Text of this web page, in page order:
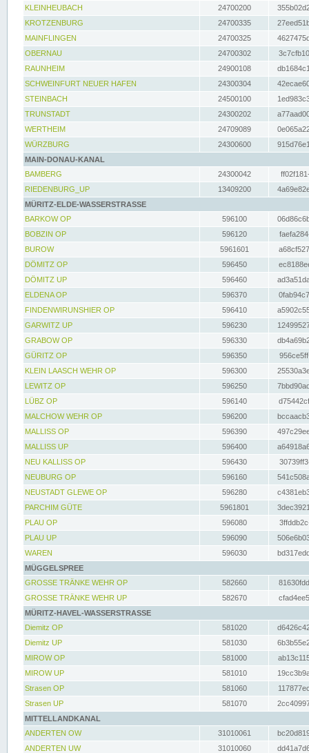
KLEINHEUBACH 24700200
KROTZENBURG
24700335
MAINFLINGEN
24700325
OBERNAU
24700302
RAUNHEIM
24900108
SCHWEINFURT NEUER HAFEN
24300304
STEINBACH
24500100
TRUNSTADT
24300202
WERTHEIM
24709089
WÜRZBURG
24300600
MAIN-DONAU-KANAL
BAMBERG
24300042
RIEDENBURG_UP
13409200
MÜRITZ-ELDE-WASSERSTRASSE
BARKOW OP
596100
BOBZIN OP
596120
BUROW
5961601
DÖMITZ OP
596450
DÖMITZ UP
596460
ELDENA OP
596370
FINDENWIRUNSHIER OP
596410
GARWITZ UP
596230
GRABOW OP
596330
GÜRITZ OP
596350
KLEIN LAASCH WEHR OP
596300
LEWITZ OP
596250
LÜBZ OP
596140
MALCHOW WEHR OP
596200
MALLISS OP
596390
MALLISS UP
596400
NEU KALLISS OP
596430
NEUBURG OP
596160
NEUSTADT GLEWE OP
596280
PARCHIM GÜTE
5961801
PLAU OP
596080
PLAU UP
596090
WAREN
596030
MÜGGELSPREE
GROSSE TRÄNKE WEHR OP
582660
GROSSE TRÄNKE WEHR UP
582670
MÜRITZ-HAVEL-WASSERSTRASSE
Diemitz OP
581020
Diemitz UP
581030
MIROW OP
581000
MIROW UP
581010
Strasen OP
581060
Strasen UP
581070
MITTELLANDKANAL
ANDERTEN OW
31010061
ANDERTEN UW
31010060